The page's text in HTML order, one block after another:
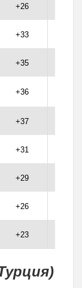
+26
+33
+35
+36
+37
+31
+29
+26
+23